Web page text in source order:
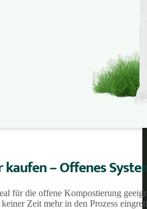
– Offenes
für die offene Kompostierung
Zeit mehr in den Prozess